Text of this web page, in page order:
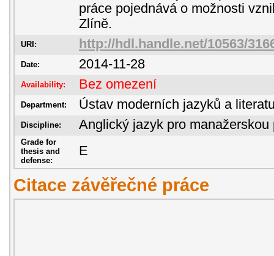
práce pojednává o možnosti
Zlíně.
URI: http://hdl.handle.net/10563/
Date: 2014-11-28
Availability: Bez omezení
Department: Ústav moderních jazyků a
Discipline: Anglický jazyk pro manažerskou
Grade for
thesis and
defense:
E
Citace závěřečné práce